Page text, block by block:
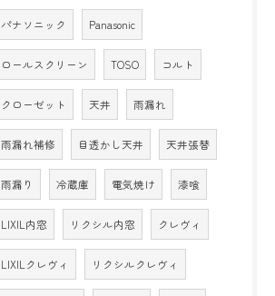
パナソニック Panasonic
ロールスクリーン TOSO コルト
クローゼット 天井 雨漏れ
雨漏れ補修 目透かし天井 天井張替
雨漏り 冷蔵庫 電気焼け 漆喰
LIXIL内窓 リクシル内窓 クレヴィ
LIXILクレヴィ リクシルクレヴィ